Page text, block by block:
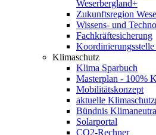
Weserbergland+
Zukunftsregion
Wissens- und
Fachkräftesicherung
Klimaschutz
Klima Sparbuch
Masterplan - 100%
Mobilitätskonzept
aktuelle
Bündnis
Solarportal
CO2-Rechner